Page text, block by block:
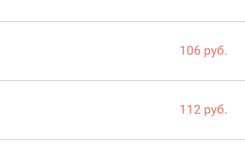
106 руб.
112 руб.